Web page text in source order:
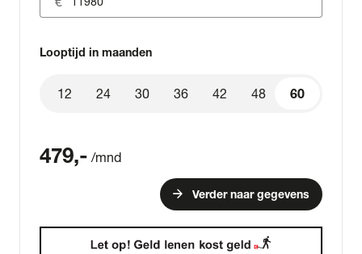
Looptijd in maanden
60
12 24 30 36 42 48 60
479,- /mnd
arrow_forward Verder naar gegevens